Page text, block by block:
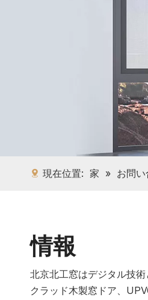
現在位置: 家 » お問
情報
北京北工窓はデジタル技
クラッド木製窓ドア、